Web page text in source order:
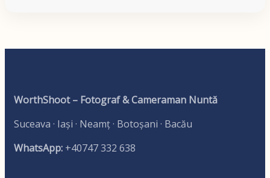
WorthShoot – Fotograf & Cameraman Nuntă
Suceava · Iași · Neamț · Botoșani · Bacău
WhatsApp: +40747 332 638